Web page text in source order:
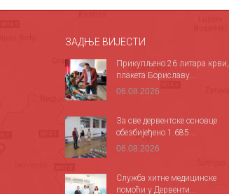
ЗАДЊЕ ВИЈЕСТИ
Прикупљено 26 литара крви,
плакета Бориславу...
06.08.2026
За све дервентске основце
обезбијеђено 1.685...
06.08.2026
Служба хитне медицинске
помоћи у Дервенти...